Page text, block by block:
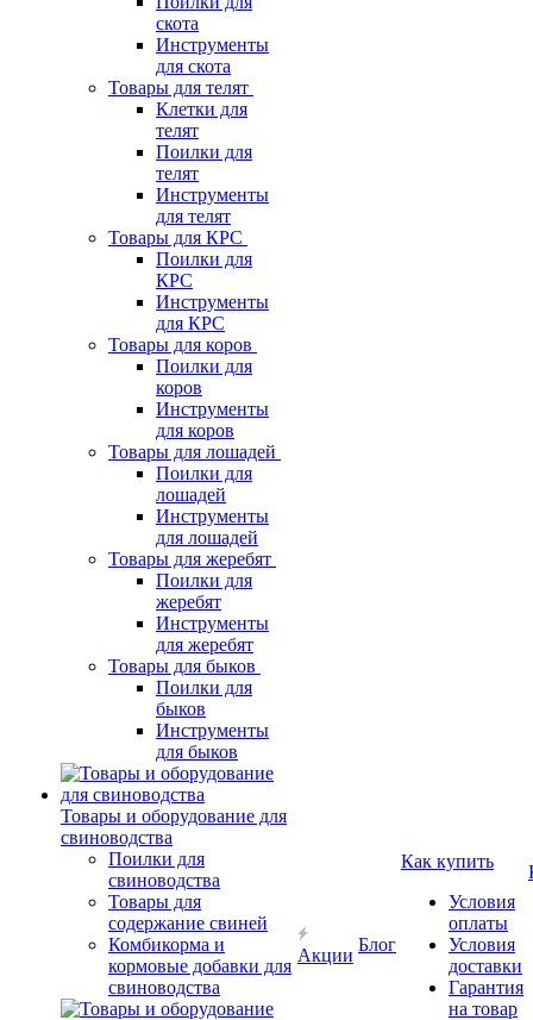
скота
Инструменты
для скота
Товары для телят
Клетки для
телят
Поилки для
телят
Инструменты
для телят
Товары для КРС
Поилки для
КРС
Инструменты
для КРС
Товары для коров
Поилки для
коров
Инструменты
для коров
Товары для лошадей
Поилки для
лошадей
Инструменты
для лошадей
Товары для жеребят
Поилки для
жеребят
Инструменты
для жеребят
Товары для быков
Поилки для
быков
Инструменты
для быков
Товары и оборудование для
свиноводства
Поилки для
свиноводства
Товары для
содержание свиней
Комбикорма и
кормовые добавки для
свиноводства
Акции
Блог
Как купить
Условия
оплаты
Условия
доставки
Гарантия
на товар